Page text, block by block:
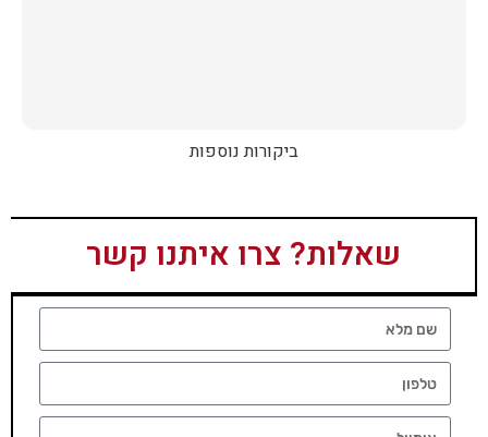
ביקורות נוספות
שאלות? צרו איתנו קשר